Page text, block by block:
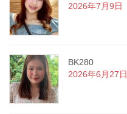
2026年7月9日
BK280
2026年6月27日